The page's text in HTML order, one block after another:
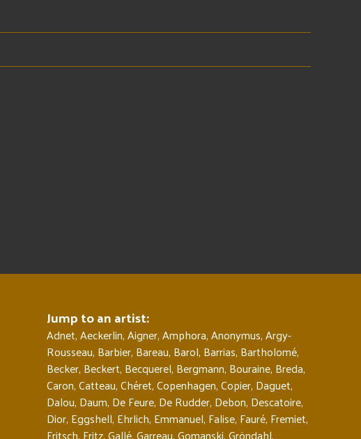
Jump to an artist:
Adnet,Aeckerlin,Aigner,Amphora,Anonymus,Argy-
Rousseau, Barbier, Bareau, Barol, Barrias, Bartholomé,
Becker, Beckert, Becquerel, Bergmann, Bouraine, Breda,
Caron,Catteau,Chéret,Copenhagen,Copier, Daguet,
Dalou, Daum, De Feure, De Rudder, Debon, Descatoire,
Dior, Eggshell, Ehrlich, Emmanuel, Falise, Fauré, Fremiet,